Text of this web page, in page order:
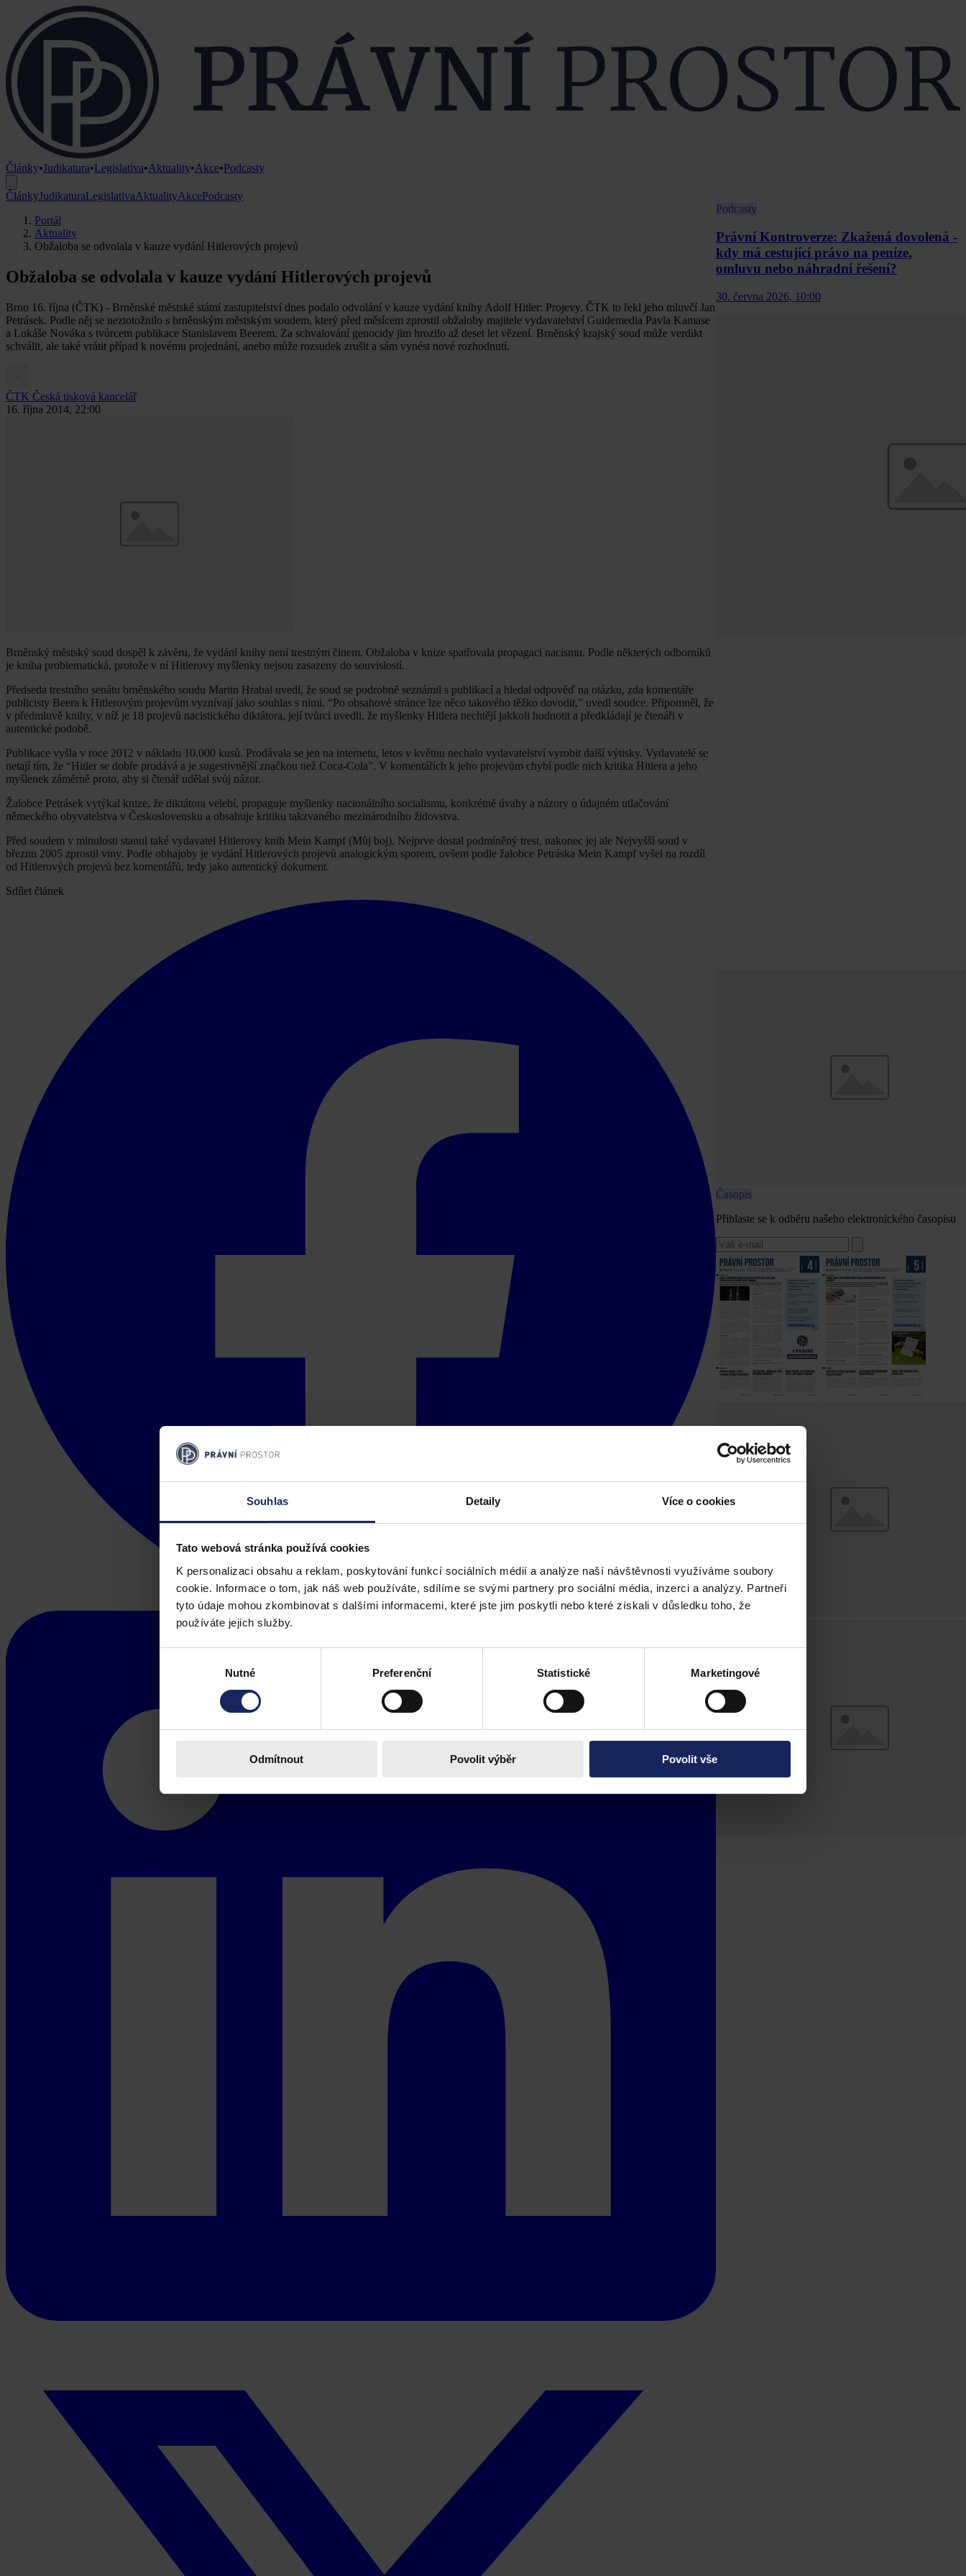
Souhlas Detaily Více o cookies
Tato webová stránka používá cookies
K personalizaci obsahu a reklam, poskytování funkcí sociálních médií a analýze naší návštěvnosti využíváme soubory
cookie. Informace o tom, jak náš web používáte, sdílíme se svými partnery pro sociální média, inzerci a analýzy. Partneři
tyto údaje mohou zkombinovat s dalšími informacemi, které jste jim poskytli nebo které získali v důsledku toho, že
používáte jejich služby.
Nutné Preferenční Statistické Marketingové
Odmítnout Povolit výběr Povolit vše
Články•Judikatura•Legislativa•Aktuality•Akce•Podcasty
ČlánkyJudikaturaLegislativaAktualityAkcePodcasty
Portál
Aktuality
Obžaloba se odvolala v kauze vydání Hitlerových projevů
Obžaloba se odvolala v kauze vydání Hitlerových projevů
Brno 16. října (ČTK) - Brněnské městské státní zastupitelství dnes podalo odvolání v kauze vydání knihy Adolf Hitler: Projevy. ČTK to řekl jeho mluvčí Jan
Petrásek. Podle něj se neztotožnilo s brněnským městským soudem, který před měsícem zprostil obžaloby majitele vydavatelství Guidemedia Pavla Kamase
a Lukáše Nováka s tvůrcem publikace Stanislavem Beerem. Za schvalování genocidy jim hrozilo až deset let vězení. Brněnský krajský soud může verdikt
schválit, ale také vrátit případ k novému projednání, anebo může rozsudek zrušit a sám vynést nové rozhodnutí.
ČTK Česká tisková kancelář
16. října 2014, 22:00
Brněnský městský soud dospěl k závěru, že vydání knihy není trestným činem. Obžaloba v knize spatřovala propagaci nacismu. Podle některých odborníků
je kniha problematická, protože v ní Hitlerovy myšlenky nejsou zasazeny do souvislostí.
Předseda trestního senátu brněnského soudu Martin Hrabal uvedl, že soud se podrobně seznámil s publikací a hledal odpověď na otázku, zda komentáře
publicisty Beera k Hitlerovým projevům vyznívají jako souhlas s nimi. “Po obsahové stránce lze něco takového těžko dovodit,” uvedl soudce. Připomněl, že
v předmluvě knihy, v níž je 18 projevů nacistického diktátora, její tvůrci uvedli, že myšlenky Hitlera nechtějí jakkoli hodnotit a předkládají je čtenáři v
autentické podobě.
Publikace vyšla v roce 2012 v nákladu 10.000 kusů. Prodávala se jen na internetu, letos v květnu nechalo vydavatelství vyrobit další výtisky. Vydavatelé se
netají tím, že “Hitler se dobře prodává a je sugestivnější značkou než Coca-Cola”. V komentářích k jeho projevům chybí podle nich kritika Hitlera a jeho
myšlenek záměrně proto, aby si čtenář udělal svůj názor.
Žalobce Petrásek vytýkal knize, že diktátora velebí, propaguje myšlenky nacionálního socialismu, konkrétně úvahy a názory o údajném utlačování
německého obyvatelstva v Československu a obsahuje kritiku takzvaného mezinárodního židovstva.
Před soudem v minulosti stanul také vydavatel Hitlerovy knih Mein Kampf (Můj boj). Nejprve dostal podmíněný trest, nakonec jej ale Nejvyšší soud v
březnu 2005 zprostil viny. Podle obhajoby je vydání Hitlerových projevů analogickým sporem, ovšem podle žalobce Petráska Mein Kampf vyšel na rozdíl
od Hitlerových projevů bez komentářů, tedy jako autentický dokument.
Sdílet článek
Podcasty
Právní Kontroverze: Zkažená dovolená -
kdy má cestující právo na peníze,
omluvu nebo náhradní řešení?
30. června 2026, 10:00
Časopis
Přihlaste se k odběru našeho elektronického časopisu